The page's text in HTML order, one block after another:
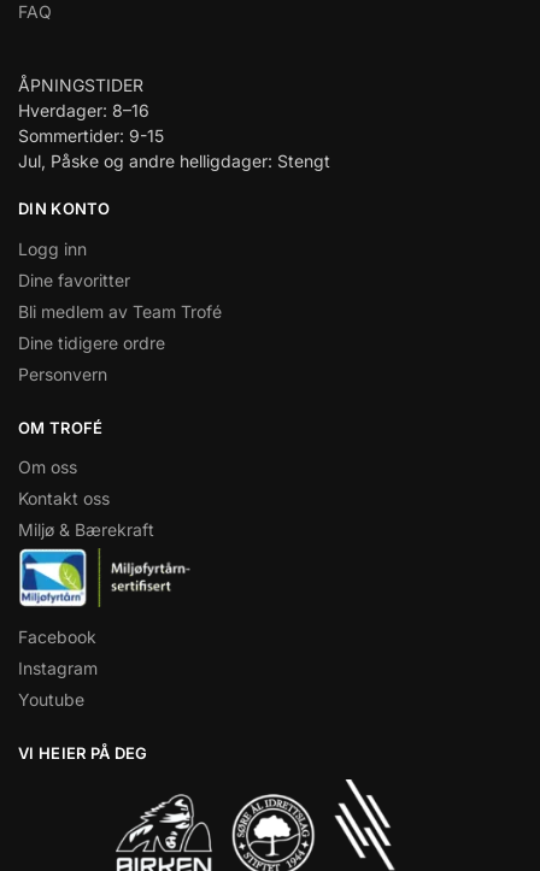
FAQ
ÅPNINGSTIDER
Hverdager: 8–16
Sommertider: 9-15
Jul, Påske og andre helligdager: Stengt
DIN KONTO
Logg inn
Dine favoritter
Bli medlem av Team Trofé
Dine tidigere ordre
Personvern
OM TROFÉ
Om oss
Kontakt oss
Miljø & Bærekraft
Facebook
Instagram
Youtube
VI HEIER PÅ DEG